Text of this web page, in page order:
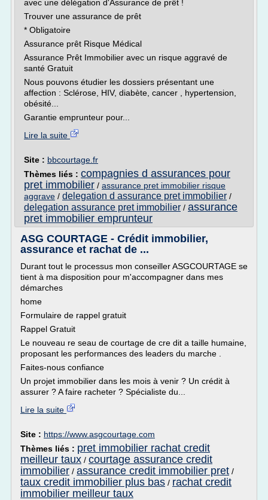
avec une délégation d'Assurance de prêt !
Trouver une assurance de prêt
* Obligatoire
Assurance prêt Risque Médical
Assurance Prêt Immobilier avec un risque aggravé de
santé Gratuit
Nous pouvons étudier les dossiers présentant une
affection : Sclérose, HIV, diabète, cancer , hypertension,
obésité...
Garantie emprunteur pour...
Lire la suite
Site : bbcourtage.fr
Thèmes liés : compagnies d assurances pour
pret immobilier / assurance pret immobilier risque
aggrave / delegation d assurance pret immobilier /
delegation assurance pret immobilier / assurance
pret immobilier emprunteur
ASG COURTAGE - Crédit immobilier,
assurance et rachat de ...
Durant tout le processus mon conseiller ASGCOURTAGE se
tient à ma disposition pour m'accompagner dans mes
démarches
home
Formulaire de rappel gratuit
Rappel Gratuit
Le nouveau re seau de courtage de cre dit a taille humaine,
proposant les performances des leaders du marche .
Faites-nous confiance
Un projet immobilier dans les mois à venir ? Un crédit à
assurer ? A faire racheter ? Spécialiste du...
Lire la suite
Site : https://www.asgcourtage.com
Thèmes liés : pret immobilier rachat credit
meilleur taux / courtage assurance credit
immobilier / assurance credit immobilier pret /
taux credit immobilier plus bas / rachat credit
immobilier meilleur taux